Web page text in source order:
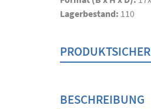
Lagerbestand: 110
BESCHREIBUNG